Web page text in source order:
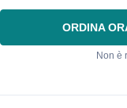
ORDINA
Non è